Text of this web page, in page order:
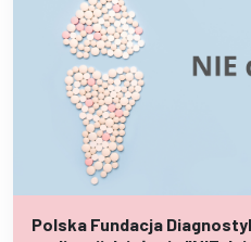
Polska Fundacja